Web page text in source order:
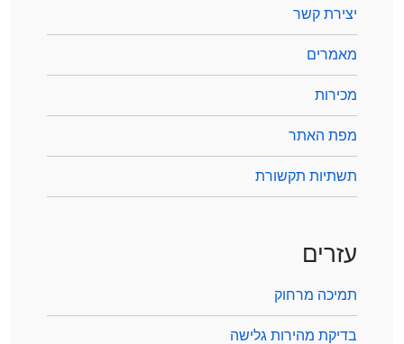
יצירת קשר
מאמרים
מכירות
מפת האתר
תשתיות תקשורת
עזרים
תמיכה מרחוק
בדיקת מהירות גלישה